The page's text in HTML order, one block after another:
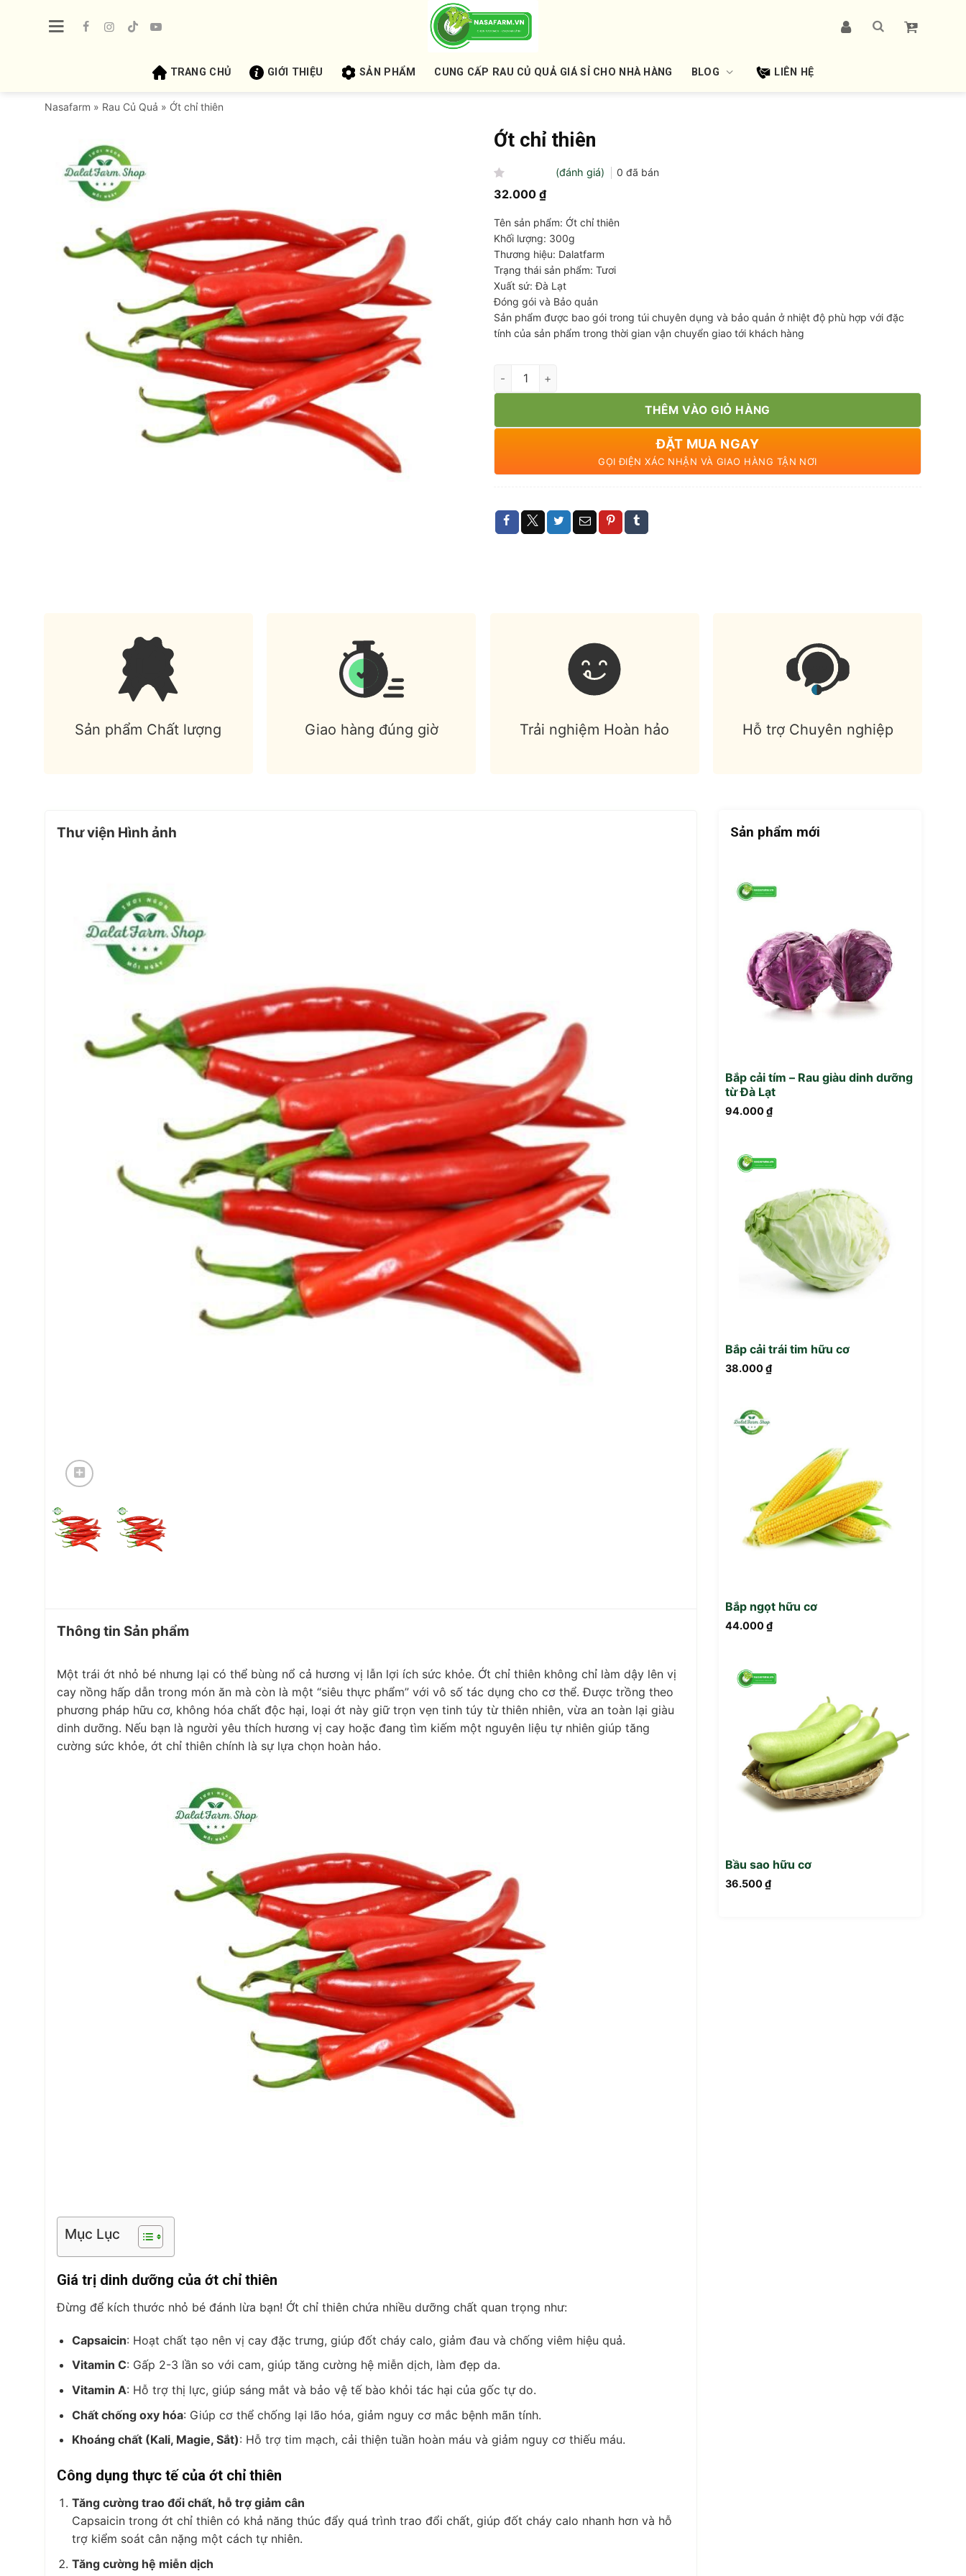
TRANG CHỦ GIỚI THIỆU SẢN PHẨM CUNG CẤP RAU CỦ QUẢ GIÁ SỈ CHO NHÀ HÀNG BLOG LIÊN HỆ
Nasafarm » Rau Củ Quả » Ớt chỉ thiên
Ớt chỉ thiên
Được
xếp
0
5
sao
(đánh giá) 0 đã bán
32.000 ₫
Tên sản phẩm: Ớt chỉ thiên
Khối lượng: 300g
Thương hiệu: Dalatfarm
Trạng thái sản phẩm: Tươi
Xuất sứ: Đà Lạt
Đóng gói và Bảo quản
Sản phẩm được bao gói trong túi chuyên dụng và bảo quản ở nhiệt độ phù hợp với đặc
tính của sản phẩm trong thời gian vận chuyển giao tới khách hàng
Ớt chỉ thiên số lượng
THÊM VÀO GIỎ HÀNG
ĐẶT MUA NGAY
GỌI ĐIỆN XÁC NHẬN VÀ GIAO HÀNG TẬN NƠI
Sản phẩm Chất lượng Giao hàng đúng giờ Trải nghiệm Hoàn hảo Hỗ trợ Chuyên nghiệp
Thư viện Hình ảnh
Thông tin Sản phẩm
Một trái ớt nhỏ bé nhưng lại có thể bùng nổ cả hương vị lẫn lợi ích sức khỏe. Ớt chỉ thiên không chỉ làm dậy lên vị
cay nồng hấp dẫn trong món ăn mà còn là một “siêu thực phẩm” với vô số tác dụng cho cơ thể. Được trồng theo
phương pháp hữu cơ, không hóa chất độc hại, loại ớt này giữ trọn vẹn tinh túy từ thiên nhiên, vừa an toàn lại giàu
dinh dưỡng. Nếu bạn là người yêu thích hương vị cay hoặc đang tìm kiếm một nguyên liệu tự nhiên giúp tăng
cường sức khỏe, ớt chỉ thiên chính là sự lựa chọn hoàn hảo.
Mục Lục
Giá trị dinh dưỡng của ớt chỉ thiên
Đừng để kích thước nhỏ bé đánh lừa bạn! Ớt chỉ thiên chứa nhiều dưỡng chất quan trọng như:
Capsaicin: Hoạt chất tạo nên vị cay đặc trưng, giúp đốt cháy calo, giảm đau và chống viêm hiệu quả.
Vitamin C: Gấp 2-3 lần so với cam, giúp tăng cường hệ miễn dịch, làm đẹp da.
Vitamin A: Hỗ trợ thị lực, giúp sáng mắt và bảo vệ tế bào khỏi tác hại của gốc tự do.
Chất chống oxy hóa: Giúp cơ thể chống lại lão hóa, giảm nguy cơ mắc bệnh mãn tính.
Khoáng chất (Kali, Magie, Sắt): Hỗ trợ tim mạch, cải thiện tuần hoàn máu và giảm nguy cơ thiếu máu.
Công dụng thực tế của ớt chỉ thiên
Tăng cường trao đổi chất, hỗ trợ giảm cân
Capsaicin trong ớt chỉ thiên có khả năng thúc đẩy quá trình trao đổi chất, giúp đốt cháy calo nhanh hơn và hỗ
trợ kiểm soát cân nặng một cách tự nhiên.
Tăng cường hệ miễn dịch
Sản phẩm mới
Bắp cải tím – Rau giàu dinh dưỡng
từ Đà Lạt
94.000₫
Bắp cải trái tim hữu cơ
38.000₫
Bắp ngọt hữu cơ
44.000₫
Bầu sao hữu cơ
36.500₫